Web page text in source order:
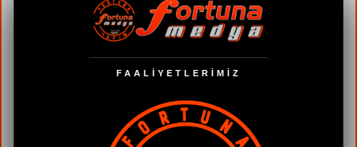
FAALİYETLERİMİZ